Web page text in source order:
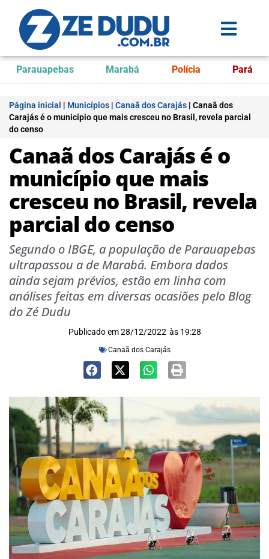
Parauapebas Marabá Polícia Pará
Página inicial | Municípios | Canaã dos Carajás | Canaã dos
Carajás é o município que mais cresceu no Brasil, revela parcial
do censo
Canaã dos Carajás é o
município que mais
cresceu no Brasil, revela
parcial do censo
Segundo o IBGE, a população de Parauapebas
ultrapassou a de Marabá. Embora dados
ainda sejam prévios, estão em linha com
análises feitas em diversas ocasiões pelo Blog
do Zé Dudu
Publicado em 28/12/2022 às 19:28
Canaã dos Carajás